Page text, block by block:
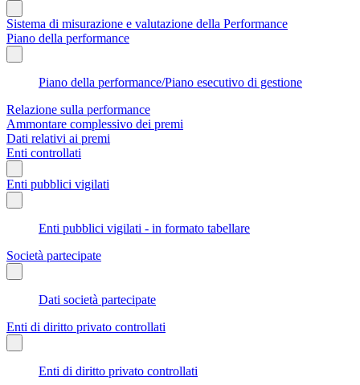
Sistema di misurazione e valutazione della Performance
Piano della performance
Piano della performance/Piano esecutivo di gestione
Relazione sulla performance
Ammontare complessivo dei premi
Dati relativi ai premi
Enti controllati
Enti pubblici vigilati
Enti pubblici vigilati - in formato tabellare
Società partecipate
Dati società partecipate
Enti di diritto privato controllati
Enti di diritto privato controllati